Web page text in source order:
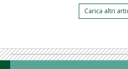
Carica altri